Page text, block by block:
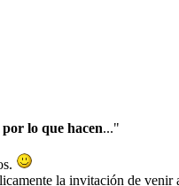
lo que hacen..."
la invitación de venir